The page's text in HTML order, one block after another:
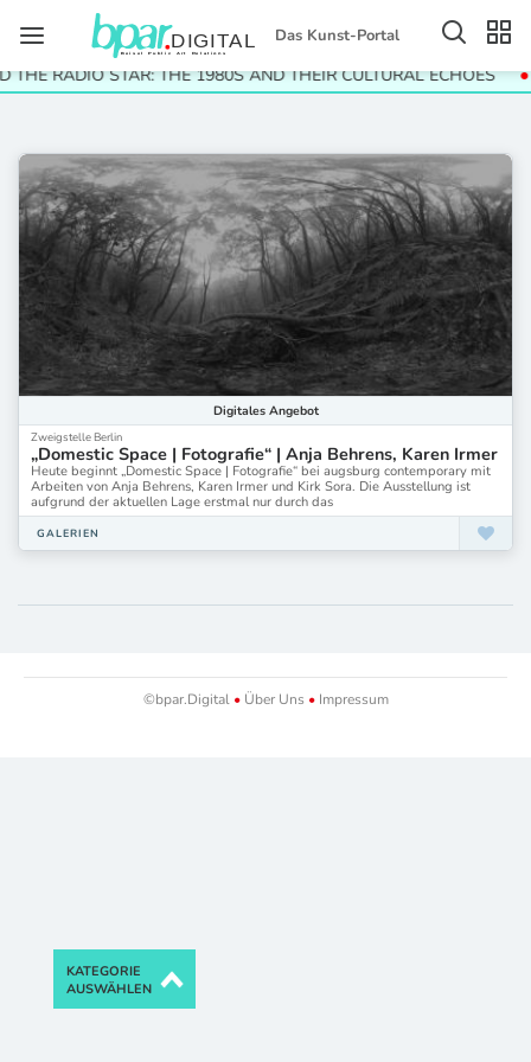
Das Kunst-Portal
RADIO STAR: THE 1980S AND THEIR CULTURAL ECHOES
Digitales Angebot
Zweigstelle Berlin
„Domestic Space | Fotografie“ | Anja Behrens, Karen Irmer
Heute beginnt „Domestic Space | Fotografie“ bei augsburg contemporary mit
Arbeiten von Anja Behrens, Karen Irmer und Kirk Sora. Die Ausstellung ist
aufgrund der aktuellen Lage erstmal nur durch das
GALERIEN
©bpar.Digital •Über Uns •Impressum
KATEGORIE
AUSWÄHLEN